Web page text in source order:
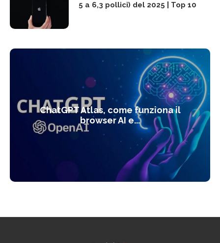
5 a 6,3 pollici) del 2025 | Top 10
ChatGPT Atlas, come funziona il
browser AI e...